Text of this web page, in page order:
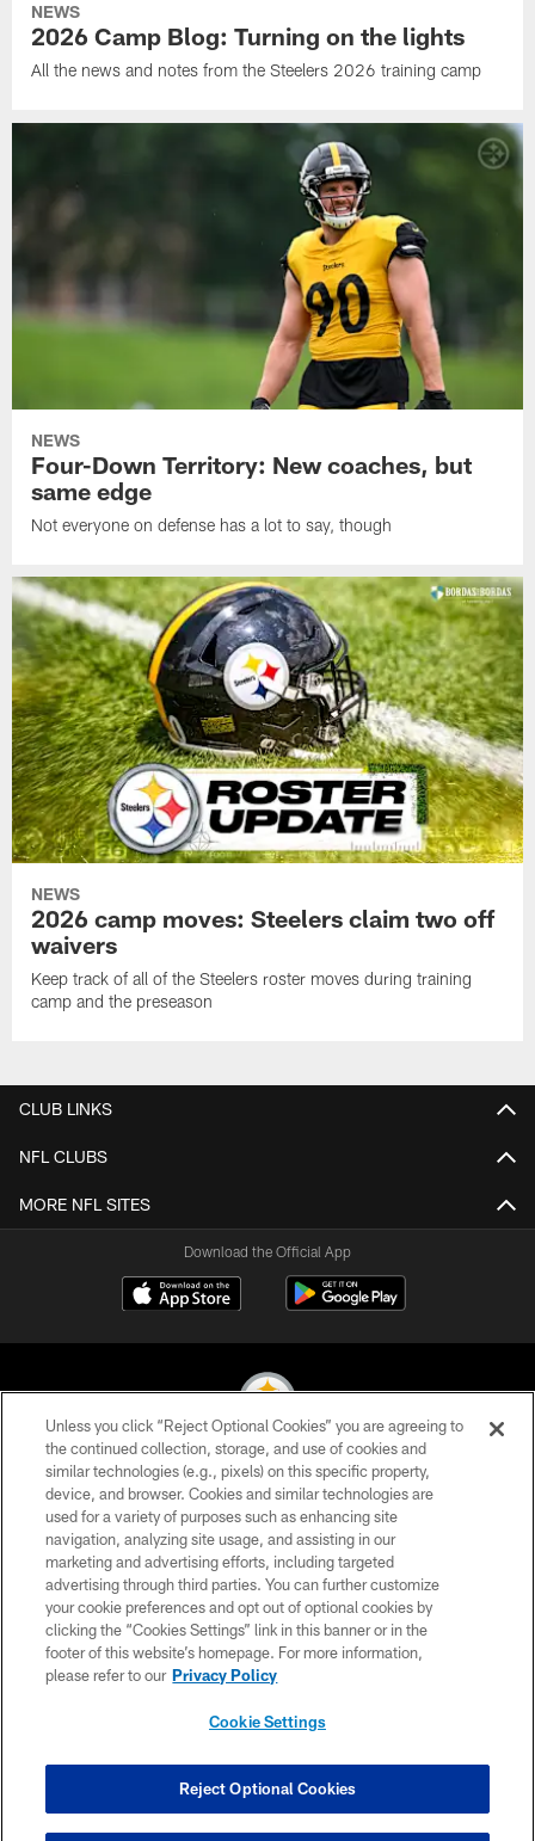
NEWS
2026 Camp Blog: Turning on the lights
All the news and notes from the Steelers 2026 training camp
NEWS
Four-Down Territory: New coaches, but
same edge
Not everyone on defense has a lot to say, though
NEWS
2026 camp moves: Steelers claim two off
waivers
Keep track of all of the Steelers roster moves during training
camp and the preseason
CLUB LINKS
NFL CLUBS
MORE NFL SITES
Download the Official App
© 2026 Pittsburgh Steelers. All Rights Reserved
PRIVACY POLICY
TERMS OF USE
ACCESSIBILITY
CONTACT US
SITE MAP
COOKIE SETTINGS
Unless you click “Reject Optional Cookies” you are agreeing to
the continued collection, storage, and use of cookies and
similar technologies (e.g., pixels) on this specific property,
device, and browser. Cookies and similar technologies are
used for a variety of purposes such as enhancing site
navigation, analyzing site usage, and assisting in our
marketing and advertising efforts, including targeted
advertising through third parties. You can further customize
your cookie preferences and opt out of optional cookies by
clicking the “Cookies Settings” link in this banner or in the
footer of this website’s homepage. For more information,
please refer to our Privacy Policy
Cookie Settings
Reject Optional Cookies